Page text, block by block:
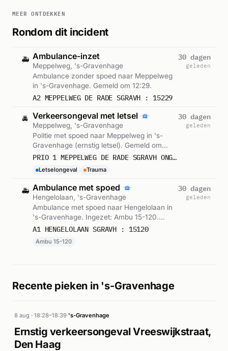
MEER ONTDEKKEN
Rondom dit incident
🚑 Ambulance-inzet
Meppelweg, 's-Gravenhage
Ambulance zonder spoed naar Meppelweg
in 's-Gravenhage. Gemeld om 12:29.
A2 MEPPELWEG DE RADE SGRAVH : 15229
30 dagen
geleden
🚔 Verkeersongeval met letsel
Meppelweg, 's-Gravenhage
Politie met spoed naar Meppelweg in 's-
Gravenhage (ernstig letsel). Gemeld om
12:29.
PRIO 1 MEPPELWEG DE RADE SGRAVH ONGEVAL WEGVERVOER LETSEL
Letselongeval Trauma
30 dagen
geleden
🚑 Ambulance met spoed
Hengelolaan, 's-Gravenhage
Ambulance met spoed naar Hengelolaan in
's-Gravenhage. Ingezet: Ambu 15-120.
Gemeld om 12:55.
A1 HENGELOLAAN SGRAVH : 15120
Ambu 15-120
30 dagen
geleden
Recente pieken in 's-Gravenhage
8 aug · 18:28–18:39·'s-Gravenhage
Ernstig verkeersongeval Vreeswijkstraat,
Den Haag